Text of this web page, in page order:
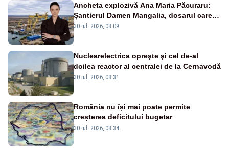
Ancheta explozivă Ana Maria Păcuraru:
Șantierul Damen Mangalia, dosarul care
scufundă apărarea României
30 iul. 2026, 08:09
Nuclearelectrica opreşte şi cel de-al
doilea reactor al centralei de la Cernavodă
30 iul. 2026, 08:31
România nu își mai poate permite
creșterea deficitului bugetar
30 iul. 2026, 08:34